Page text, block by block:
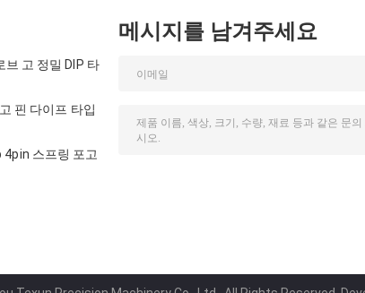
브 고 정밀 DIP 타
핀 다이프 타입
스프링 포고
메시지를 남겨주세요